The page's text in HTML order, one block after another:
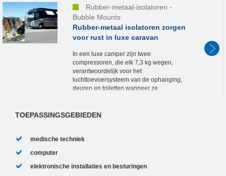
Rubber-metaal-isolatoren -
Bubble Mounts
Rubber-metaal isolatoren zorgen
voor rust in luxe caravan
In een luxe camper zijn twee
compressoren, die elk 7,3 kg wegen,
verantwoordelijk voor het
luchttoevoersysteem van de ophanging,
deuren en toiletten wanneer ze
worden...
TOEPASSINGSGEBIEDEN
medische techniek
computer
elektronische installaties en besturingen